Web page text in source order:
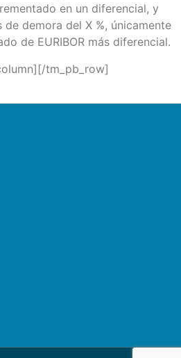
en un diferencial, y
demora del X %, únicamente
de EURIBOR más diferencial.
tm_pb_row]